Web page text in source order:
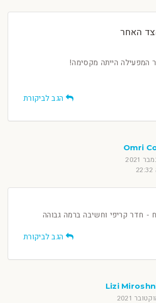
האחר
המפעילה הייתה מקסימה!
הגב לביקורת
Omri
- חדר קריפי וחשיבה ברמה גבוהה
הגב לביקורת
Lizi